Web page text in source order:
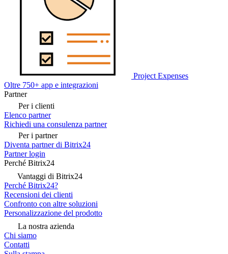
Project Expenses
Oltre 750+ app e integrazioni
Partner
Per i clienti
Elenco partner
Richiedi una consulenza partner
Per i partner
Diventa partner di Bitrix24
Partner login
Perché Bitrix24
Vantaggi di Bitrix24
Perché Bitrix24?
Recensioni dei clienti
Confronto con altre soluzioni
Personalizzazione del prodotto
La nostra azienda
Chi siamo
Contatti